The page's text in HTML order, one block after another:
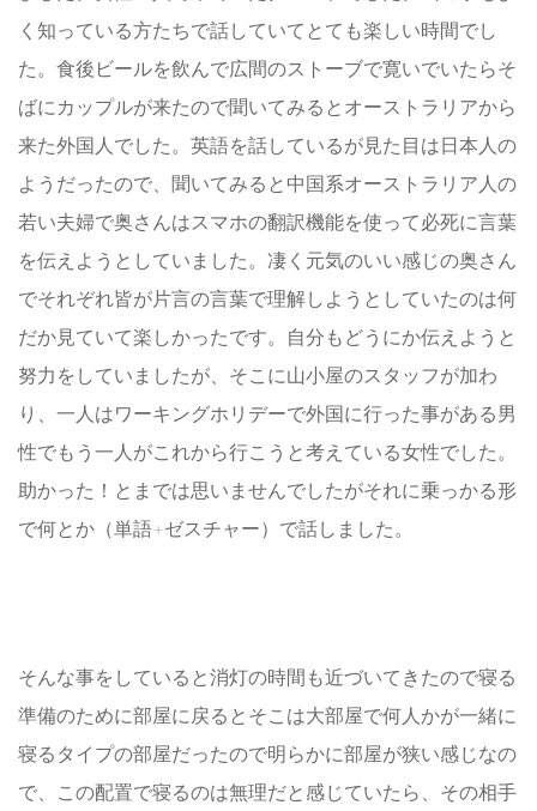
く知っている方たちで話していてとても楽しい時間でし
た。食後ビールを飲んで広間のストーブで寛いでいたらそ
ばにカップルが来たので聞いてみるとオーストラリアから
来た外国人でした。英語を話しているが見た目は日本人の
ようだったので、聞いてみると中国系オーストラリア人の
若い夫婦で奥さんはスマホの翻訳機能を使って必死に言葉
を伝えようとしていました。凄く元気のいい感じの奥さん
でそれぞれ皆が片言の言葉で理解しようとしていたのは何
だか見ていて楽しかったです。自分もどうにか伝えようと
努力をしていましたが、そこに山小屋のスタッフが加わ
り、一人はワーキングホリデーで外国に行った事がある男
性でもう一人がこれから行こうと考えている女性でした。
助かった！とまでは思いませんでしたがそれに乗っかる形
で何とか（単語+ゼスチャー）で話しました。
そんな事をしていると消灯の時間も近づいてきたので寝る
準備のために部屋に戻るとそこは大部屋で何人かが一緒に
寝るタイプの部屋だったので明らかに部屋が狭い感じなの
で、この配置で寝るのは無理だと感じていたら、その相手